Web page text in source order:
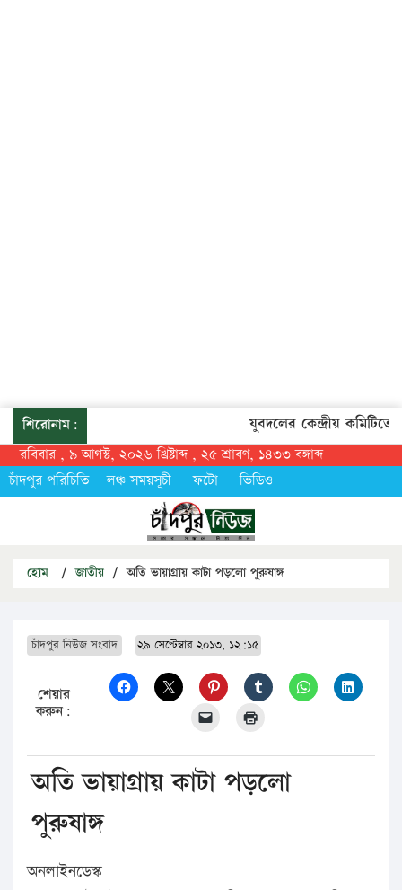
শিরোনাম: যুবদলের কেন্দ্রীয় কমিটিতে
রবিবার , ৯ আগস্ট, ২০২৬ খ্রিষ্টাব্দ , ২৫ শ্রাবণ, ১৪৩৩ বঙ্গাব্দ
চাঁদপুর পরিচিতি
লঞ্চ সময়সূচী ফটো ভিডিও
হোম / জাতীয় / অতি ভায়াগ্রায় কাটা পড়লো পুরুষাঙ্গ
চাঁদপুর নিউজ সংবাদ ২৯ সেপ্টেম্বার ২০১৩, ১২:১৫
শেয়ার
করুন:
অতি ভায়াগ্রায় কাটা পড়লো
পুরুষাঙ্গ
অনলাইনডেস্ক